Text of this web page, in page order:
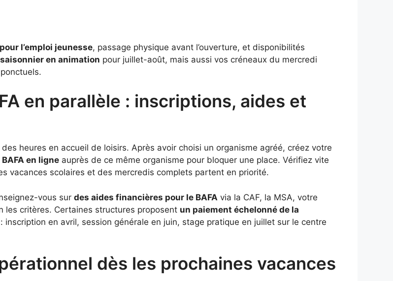
l’emploi jeunesse, passage physique avant l’ouverture, et disponibilités
en animation pour juillet-août, mais aussi vos créneaux du mercredi
en parallèle : inscriptions, aides et
heures en accueil de loisirs. Après avoir choisi un organisme agréé, créez votre
en ligne auprès de ce même organisme pour bloquer une place. Vérifiez vite
vacances scolaires et des mercredis complets partent en priorité.
vous sur des aides financières pour le BAFA via la CAF, la MSA, votre
les critères. Certaines structures proposent un paiement échelonné de la
inscription en avril, session générale en juin, stage pratique en juillet sur le centre
dès les prochaines vacances